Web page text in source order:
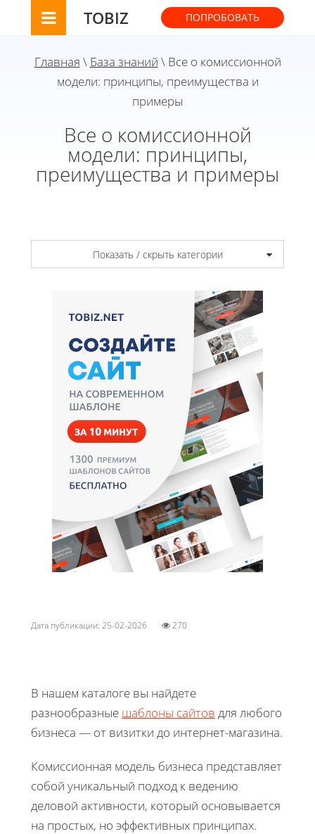
TOBIZ ПОПРОБОВАТЬ
Главная \ База знаний \ Все о комиссионной
модели: принципы, преимущества и
примеры
Все о комиссионной
модели: принципы,
преимущества и примеры
Показать / скрыть категории
Дата публикации: 25-02-2026 270
В нашем каталоге вы найдете
разнообразные шаблоны сайтов для любого
бизнеса — от визитки до интернет-магазина.
Комиссионная модель бизнеса представляет
собой уникальный подход к ведению
деловой активности, который основывается
на простых, но эффективных принципах.